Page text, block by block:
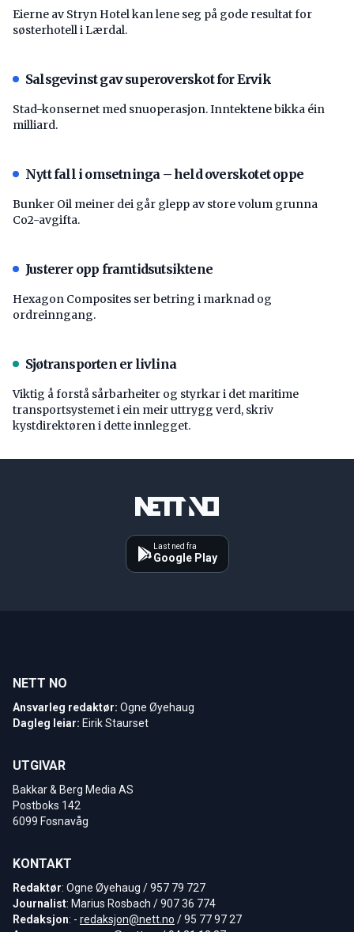
Eierne av Stryn Hotel kan lene seg på gode resultat for
søsterhotell i Lærdal.
Salsgevinst gav superoverskot for Ervik
Stad-konsernet med snuoperasjon. Inntektene bikka éin
milliard.
Nytt fall i omsetninga – held overskotet oppe
Bunker Oil meiner dei går glepp av store volum grunna
Co2-avgifta.
Justerer opp framtidsutsiktene
Hexagon Composites ser betring i marknad og
ordreinngang.
Sjøtransporten er livlina
Viktig å forstå ­sårbarheiter og styrkar i det maritime
transport­systemet i ein meir uttrygg verd, skriv
kystdirektøren i dette innlegget.
Last ned fra
Google Play
NETT NO
Ansvarleg redaktør: Ogne Øyehaug
Dagleg leiar: Eirik Staurset
UTGIVAR
Bakkar & Berg Media AS
Postboks 142
6099 Fosnavåg
KONTAKT
Redaktør: Ogne Øyehaug / 957 79 727
Journalist: Marius Rosbach / 907 36 774
Redaksjon: - redaksjon@nett.no / 95 77 97 27